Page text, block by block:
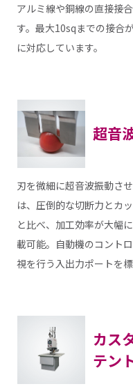
アルミ線や銅線の直接接
す。最大10sqまでの接合
に対応しています。
超音
刃を微細に超音波振動さ
は、圧倒的な切断力とカ
と比べ、加工効率が大幅
載可能。自動機のコント
視を行う入出力ポートを
カス
テン